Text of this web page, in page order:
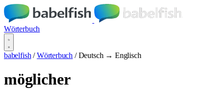
Wörterbuch
babelfish / Wörterbuch / Deutsch → Englisch
möglicher